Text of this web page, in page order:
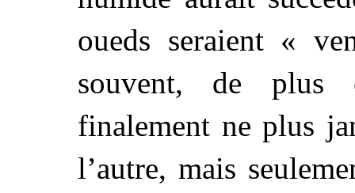
oueds seraient «
souvent, de plus
finalement ne plus
l’autre, mais